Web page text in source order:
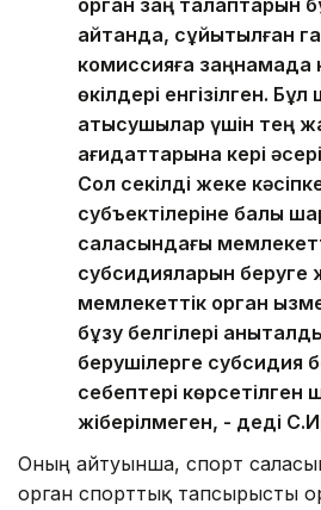
орган заң талаптарын
айтқанда, сұйытылған
комиссияға
өкілдері енгізілген. Бұл
қатысушылар үшін тең
қағидаттарына кері
Сол секілді жеке
субъектілеріне балық
саласындағы
субсидияларын беруге
мемлекеттік орган
бұзу белгілері
берушілерге субсидия
себептері көрсетілген
жіберілмеген, - деді
Оның айтуынша, спорт
орган спорттық тапсырысты